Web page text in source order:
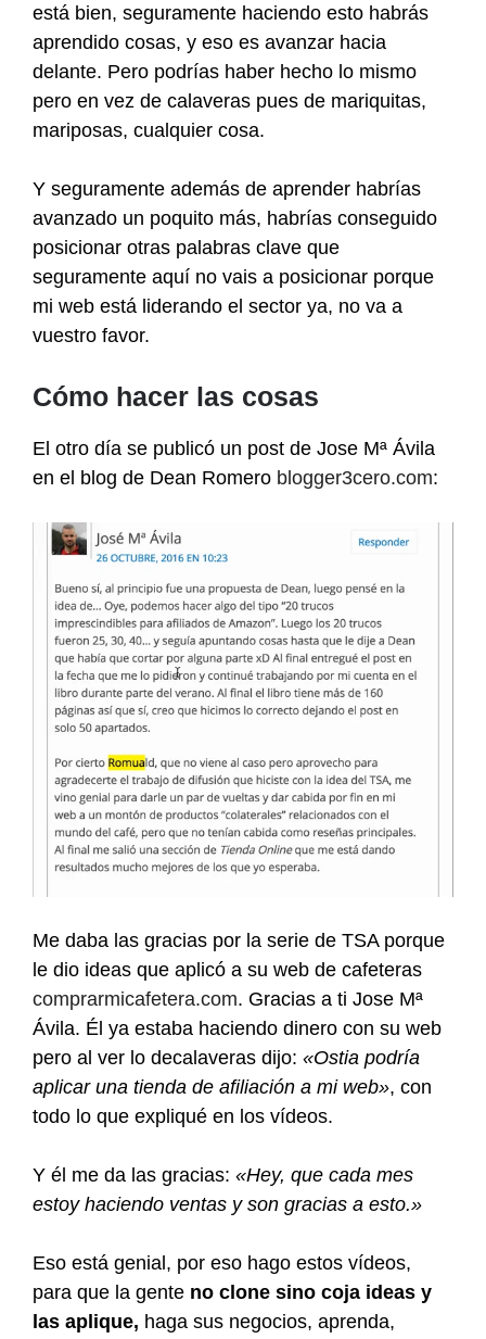
está bien, seguramente haciendo esto habrás
aprendido cosas, y eso es avanzar hacia
delante. Pero podrías haber hecho lo mismo
pero en vez de calaveras pues de mariquitas,
mariposas, cualquier cosa.
Y seguramente además de aprender habrías
avanzado un poquito más, habrías conseguido
posicionar otras palabras clave que
seguramente aquí no vais a posicionar porque
mi web está liderando el sector ya, no va a
vuestro favor.
Cómo hacer las cosas
El otro día se publicó un post de Jose Mª Ávila
en el blog de Dean Romero blogger3cero.com:
Me daba las gracias por la serie de TSA porque
le dio ideas que aplicó a su web de cafeteras
comprarmicafetera.com. Gracias a ti Jose Mª
Ávila. Él ya estaba haciendo dinero con su web
pero al ver lo decalaveras dijo: «Ostia podría
aplicar una tienda de afiliación a mi web», con
todo lo que expliqué en los vídeos.
Y él me da las gracias: «Hey, que cada mes
estoy haciendo ventas y son gracias a esto.»
Eso está genial, por eso hago estos vídeos,
para que la gente no clone sino coja ideas y
las aplique, haga sus negocios, aprenda,